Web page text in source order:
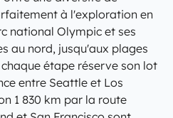
à l'exploration en
national Olympic et ses
au nord, jusqu'aux plages
étape réserve son lot
entre Seattle et Los
1 830 km par la route